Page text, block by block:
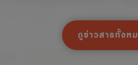
ดูข่าวสารทั้งห